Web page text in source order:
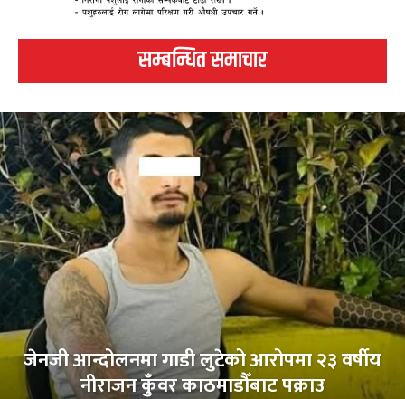
सम्बन्धित समाचार
जेनजी आन्दोलनमा गाडी लुटेको आरोपमा २३ वर्षीय
नीराजन कुँवर काठमाडौँबाट पक्राउ